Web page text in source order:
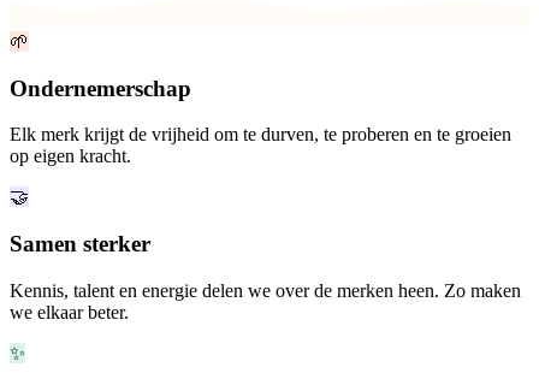
🌱
Ondernemerschap
Elk merk krijgt de vrijheid om te durven, te proberen en te groeien
op eigen kracht.
🤝
Samen sterker
Kennis, talent en energie delen we over de merken heen. Zo maken
we elkaar beter.
✨